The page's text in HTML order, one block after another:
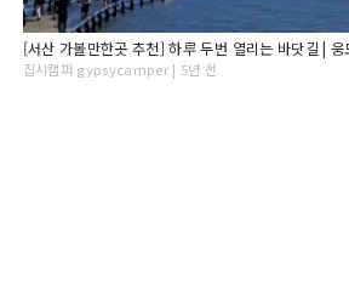
[서산 가볼만한곳 추천] 하루 두번 열리는 바닷길 |
집시캠퍼 gypsycamper | 5년 전